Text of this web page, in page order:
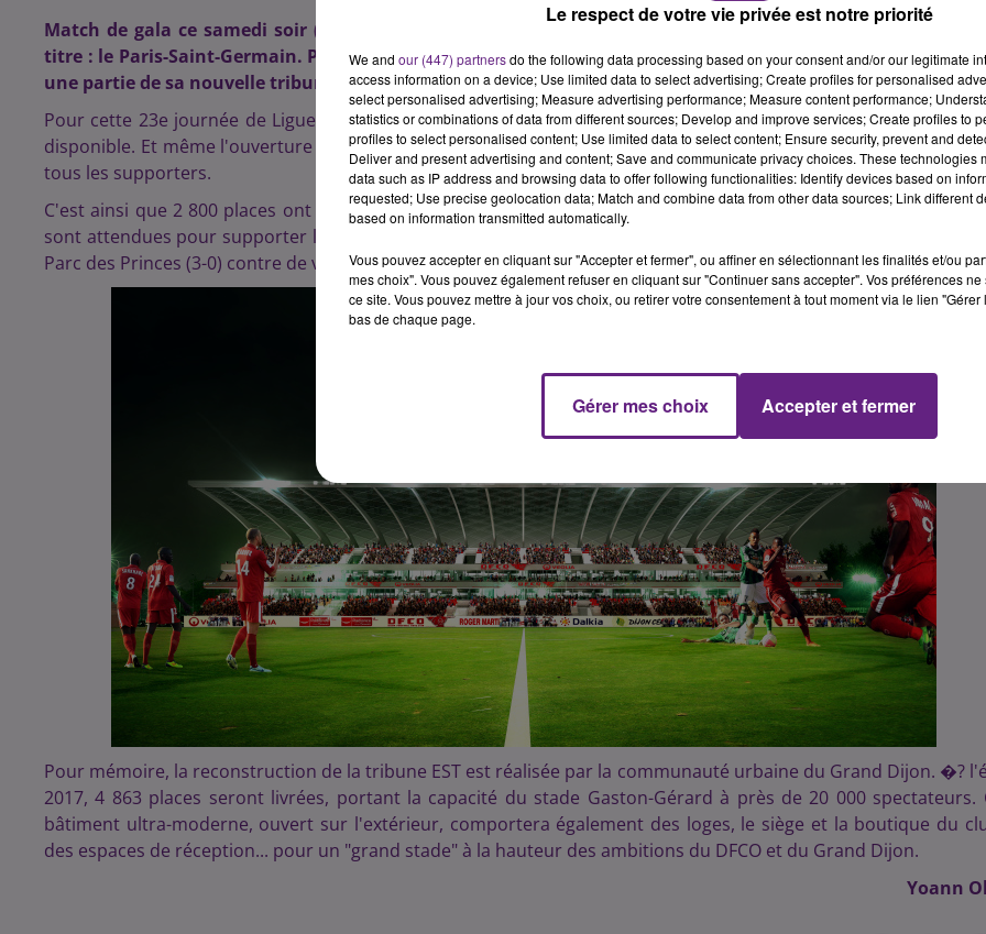
Match de gala ce samedi soir (20h) à Dijon, où le Dijon Football Côte-d'Or reçoit le champion de France
titre : le Paris-Saint-Germain. Pour cette affiche de rêve à Gaston-Gérard, le stade ouvrira
une partie de sa nouvelle tribune Est encore en construction
Pour cette 23e journée de Ligue 1 à Gaston-Gérard entre Dijon (13e) et Paris (3e), il n'y a plus une seule place
disponible. Et même l'ouverture exceptionnel de la partie basse de la nouvelle tribune n'a pas permis de
tous les supporters.
C'est ainsi que 2 800 places ont été rajoutées aux trois tribunes déjà exsitantes, et que plus de 10 000
sont attendues pour supporter l'équipe de Dall'Oglio face à l'ogre parisien, qui avait gagné la première manche
Parc des Princes (3-0) contre de valeureux bourguignons.
Pour mémoire, la reconstruction de la tribune EST est réalisée par la communauté urbaine du Grand Dijon. �?
2017, 4 863 places seront livrées, portant la capacité du stade Gaston-Gérard à près de 20 000 spectateurs.
bâtiment ultra-moderne, ouvert sur l'extérieur, comportera également des loges, le siège et la boutique du
des espaces de réception... pour un "grand stade" à la hauteur des ambitions du DFCO et du Grand Dijon.
Yoann
Le respect de votre vie privée est notre priorité
We and our (447) partnersdo the following data processing based on your consent and/or our legitimate
access information on a device; Use limited data to select advertising; Create profiles for personalised
select personalised advertising; Measure advertising performance; Measure content performance;
statistics or combinations of data from different sources; Develop and improve services; Create profiles to
profiles to select personalised content; Use limited data to select content; Ensure security, prevent and
Deliver and present advertising and content; Save and communicate privacy choices. These technologies
data such as IP address and browsing data to offer following functionalities: Identify devices based on
requested; Use precise geolocation data; Match and combine data from other data sources; Link different
based on information transmitted automatically.
Vous pouvez accepter en cliquant sur "Accepter et fermer", ou affiner en sélectionnant les finalités et/ou
mes choix". Vous pouvez également refuser en cliquant sur "Continuer sans accepter". Vos préférences
ce site. Vous pouvez mettre à jour vos choix, ou retirer votre consentement à tout moment via le lien
bas de chaque page.
Gérer mes choix Accepter et fermer